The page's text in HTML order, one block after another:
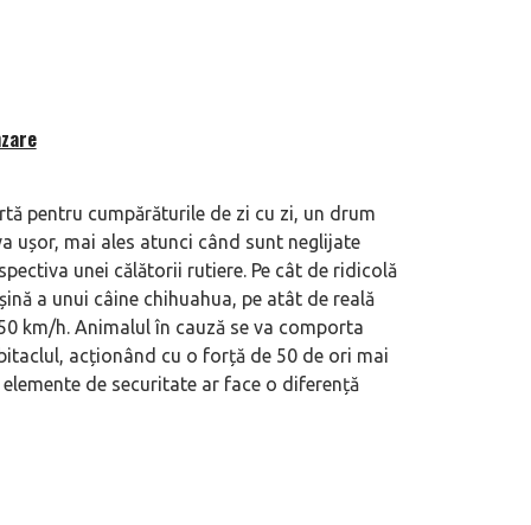
pentru cumpărăturile de zi cu zi, un drum
ușor, mai ales atunci când sunt neglijate
unei călătorii rutiere. Pe cât de ridicolă
a unui câine chihuahua, pe atât de reală
km/h. Animalul în cauză se va comporta
acționând cu o forță de 50 de ori mai
de securitate ar face o diferență